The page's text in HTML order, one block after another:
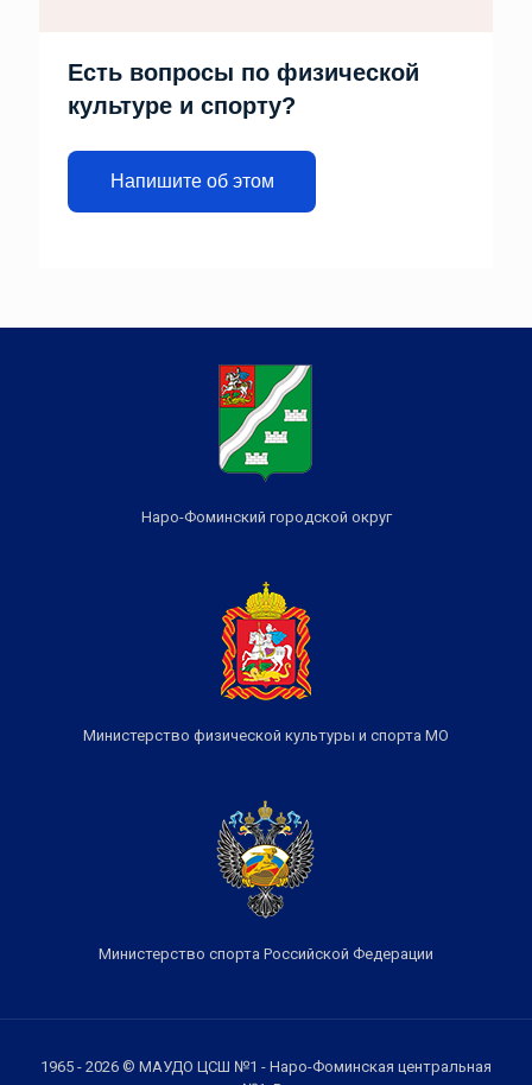
Есть вопросы по физической
культуре и спорту?
Напишите об этом
Наро-Фоминский городской округ
Министерство физической культуры и спорта МО
Министерство спорта Российской Федерации
1965 - 2026 © МАУДО ЦСШ №1 - Наро-Фоминская центральная